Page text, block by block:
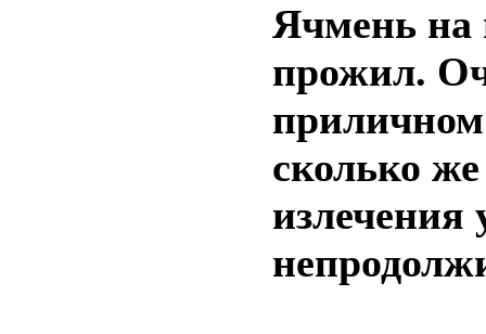
Ячмень на
прожил.
сколько
излечения